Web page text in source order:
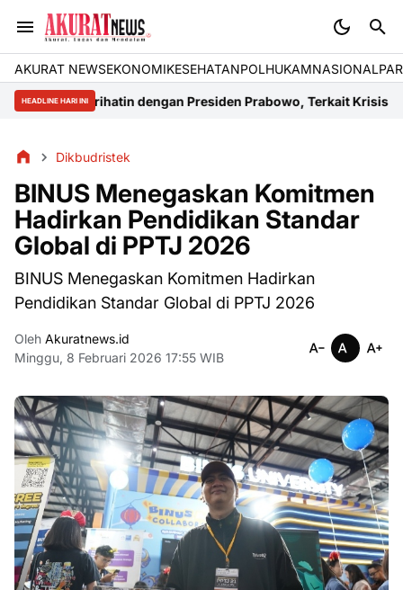
AKURAT NEWSEKONOMIKESEHATANPOLHUKAMNASIONAL
HEADLINE HARI INI
Prihatin dengan Presiden Prabowo, Terkait Krisis Energi di
Dikbudristek
BINUS Menegaskan Komitmen
Hadirkan Pendidikan Standar
Global di PPTJ 2026
BINUS Menegaskan Komitmen Hadirkan
Pendidikan Standar Global di PPTJ 2026
Oleh Akuratnews.id
Minggu, 8 Februari 2026 17:55 WIB